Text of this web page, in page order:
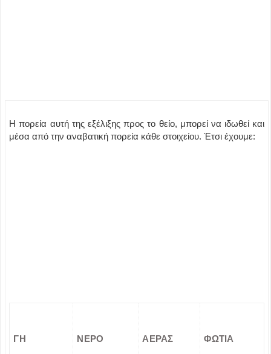
Η πορεία αυτή της εξέλιξης προς το θείο, μπορεί να ιδωθεί και
μέσα από την αναβατική πορεία κάθε στοιχείου. Έτσι έχουμε:
ΓΗ ΝΕΡΟ ΑΕΡΑΣ ΦΩΤΙΑ